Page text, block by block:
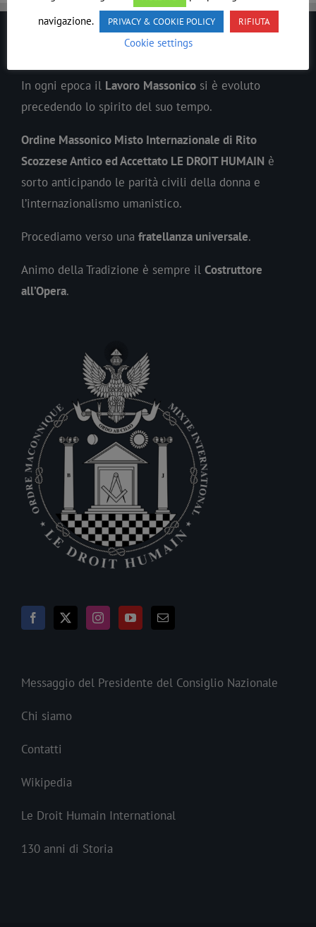
In ogni epoca il Lavoro Massonico si è evoluto
precedendo lo spirito del suo tempo.
Ordine Massonico Misto Internazionale di Rito
Scozzese Antico ed Accettato LE DROIT HUMAIN è
sorto anticipando le parità civili della donna e
l’internazionalismo umanistico.
Procediamo verso una fratellanza universale.
Animo della Tradizione è sempre il Costruttore
all’Opera.
Messaggio del Presidente del Consiglio Nazionale
Chi siamo
Contatti
Wikipedia
Le Droit Humain International
130 anni di Storia
navigazione.
PRIVACY & COOKIE POLICY RIFIUTA
Cookie settings